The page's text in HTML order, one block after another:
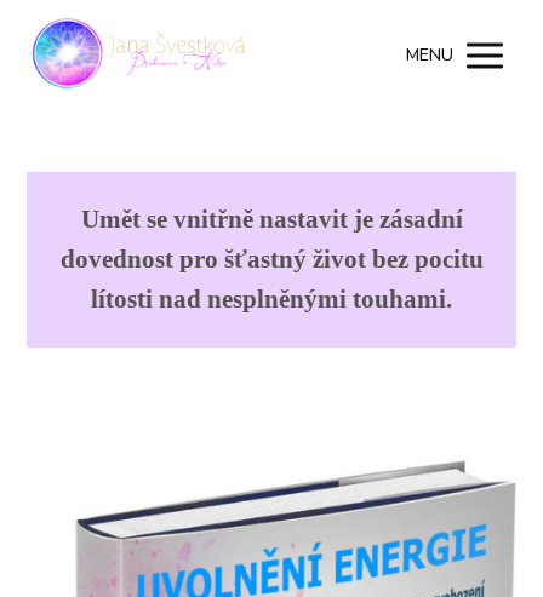
MENU
Umět se vnitřně nastavit je zásadní
dovednost pro šťastný život bez pocitu
lítosti nad nesplněnými touhami.